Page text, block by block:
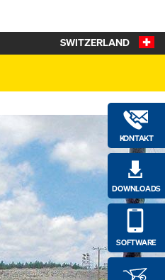
KONTAKT
DOWNLOADS
SOFTWARE
SWITZERLAND